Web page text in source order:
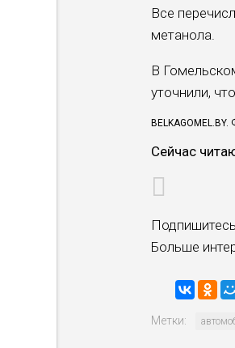
Все
метанола.
В
уточнили,
Сейчас
Больше
Метки: